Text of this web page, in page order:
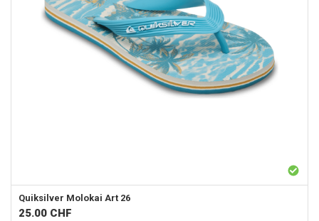
Quiksilver Molokai Art 26
25.00 CHF